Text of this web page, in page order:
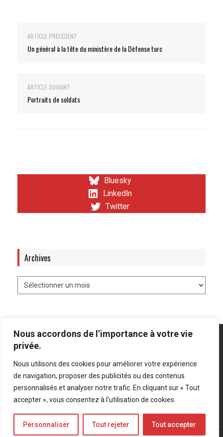
Nous accordons de l’importance à votre vie
privée.
Nous utilisons des cookies pour améliorer votre expérience
de navigation, proposer des publicités ou des contenus
personnalisés et analyser notre trafic. En cliquant sur « Tout
accepter », vous consentez à l’utilisation de cookies.
Personnaliser Tout rejeter Tout accepter
ARTICLE PRÉCÉDENT
Un général à la tête du ministère de la Défense turc
ARTICLE SUIVANT
Portraits de soldats
Bluesky
LinkedIn
Twitter
Archives
Mentions légales Politique de confidentialité
Bluesky
LinkedIn
Twitter